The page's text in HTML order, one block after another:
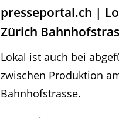
presseportal.ch |
Zürich
Lokal ist auch bei
zwischen Produktion
Bahnhofstrasse.